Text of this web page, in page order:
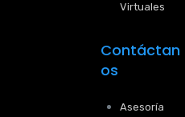
Virtuales
Contáctan
os
Asesoría